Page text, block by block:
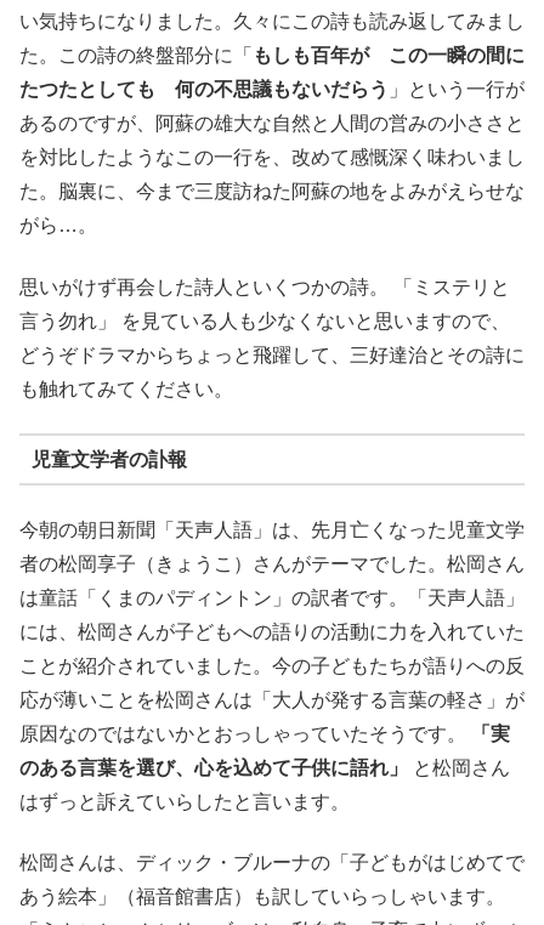
い気持ちになりました。久々にこの詩も読み返してみまし
た。この詩の終盤部分に「 もしも百年が この一瞬の間に
たつたとしても 何の不思議もないだらう 」という一行が
あるのですが、阿蘇の雄大な自然と人間の営みの小ささと
を対比したようなこの一行を、改めて感慨深く味わいまし
た。脳裏に、今まで三度訪ねた阿蘇の地をよみがえらせな
がら…。
思いがけず再会した詩人といくつかの詩。 「ミステリと
言う勿れ」 を見ている人も少なくないと思いますので、
どうぞドラマからちょっと飛躍して、三好達治とその詩に
も触れてみてください。
児童文学者の訃報
今朝の朝日新聞「天声人語」は、先月亡くなった児童文学
者の松岡享子（きょうこ）さんがテーマでした。松岡さん
は童話「くまのパディントン」の訳者です。「天声人語」
には、松岡さんが子どもへの語りの活動に力を入れていた
ことが紹介されていました。今の子どもたちが語りへの反
応が薄いことを松岡さんは「大人が発する言葉の軽さ」が
原因なのではないかとおっしゃっていたそうです。
「実
のある言葉を選び、心を込めて子供に語れ」
と松岡さん
はずっと訴えていらしたと言います。
松岡さんは、ディック・ブルーナの「子どもがはじめてで
あう絵本」（福音館書店）も訳していらっしゃいます。